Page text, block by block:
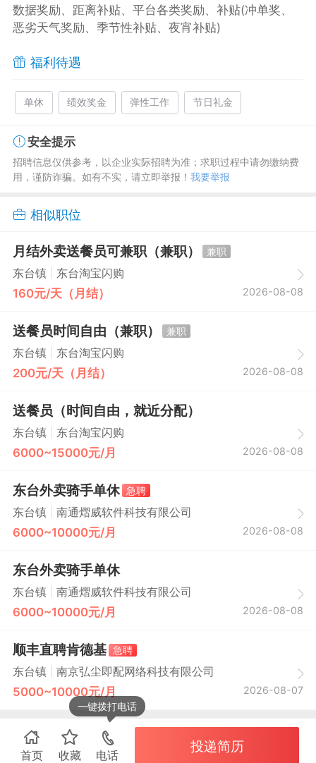
数据奖励、距离补贴、平台各类奖励、补贴(冲单奖、
恶劣天气奖励、季节性补贴、夜宵补贴)
福利待遇
单休 绩效奖金 弹性工作 节日礼金
安全提示
招聘信息仅供参考，以企业实际招聘为准；求职过程中请勿缴纳费
用，谨防诈骗。如有不实，请立即举报！ 我要举报
相似职位
月结外卖送餐员可兼职（兼职）
兼职
东台镇
东台淘宝闪购
160元/天（月结） 2026-08-08
送餐员时间自由（兼职）
兼职
东台镇
东台淘宝闪购
200元/天（月结） 2026-08-08
送餐员（时间自由，就近分配）
东台镇 东台淘宝闪购
6000~15000元/月 2026-08-08
东台外卖骑手单休 急聘
东台镇
南通熠威软件科技有限公司
6000~10000元/月 2026-08-08
东台外卖骑手单休
东台镇 南通熠威软件科技有限公司
6000~10000元/月 2026-08-08
顺丰直聘肯德基 急聘
东台镇
南京弘尘即配网络科技有限公司
5000~10000元/月 2026-08-07
首页 收藏 电话
一键拨打电话
投递简历